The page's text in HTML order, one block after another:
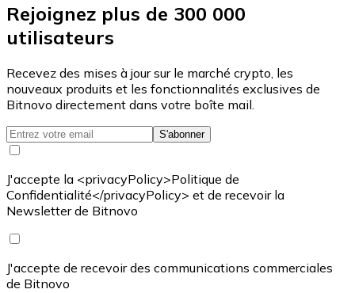
Rejoignez plus de 300 000
utilisateurs
Recevez des mises à jour sur le marché crypto, les
nouveaux produits et les fonctionnalités exclusives de
Bitnovo directement dans votre boîte mail.
S'abonner
J'accepte la <privacyPolicy>Politique de
Confidentialité</privacyPolicy> et de recevoir la
Newsletter de Bitnovo
J'accepte de recevoir des communications commerciales
de Bitnovo